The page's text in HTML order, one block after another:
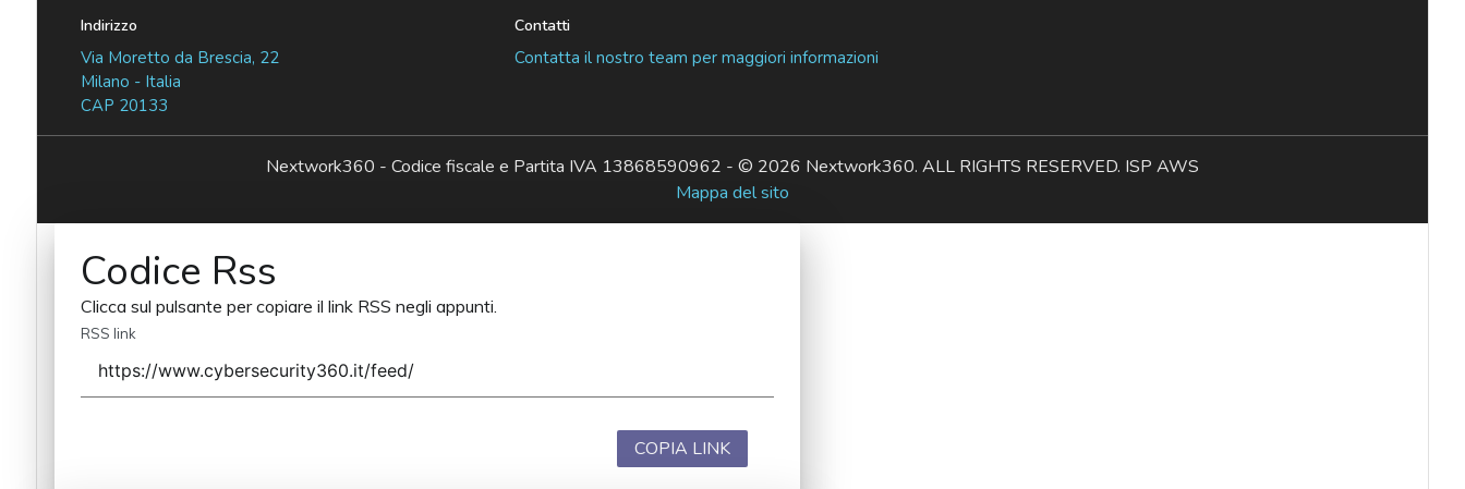
Indirizzo
Via Moretto da Brescia, 22
Milano - Italia
CAP 20133
Contatti
Contatta il nostro team per maggiori informazioni
Nextwork360 - Codice fiscale e Partita IVA 13868590962 - © 2026 Nextwork360. ALL RIGHTS RESERVED. ISP AWS
Mappa del sito
Codice Rss
Clicca sul pulsante per copiare il link RSS negli appunti.
RSS link
COPIA LINK